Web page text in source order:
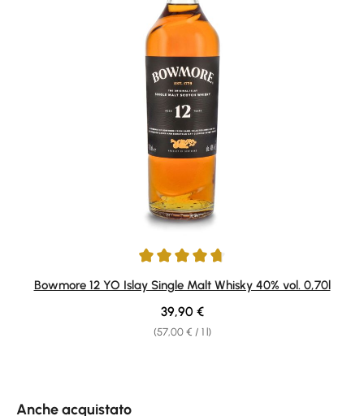
Average rating of 4.75 out of 5 stars
Bowmore 12 YO Islay Single Malt Whisky 40% vol. 0,70l
(57,00 € / 1 l)
Regular price:
39,90 €
Anche acquistato